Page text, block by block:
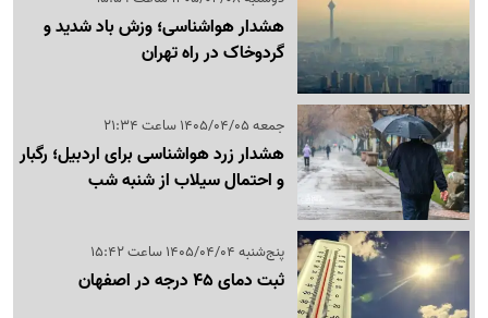
هشدار هواشناسی؛ وزش باد شدید و
گردوخاک در راه تهران
جمعه 1405/04/05 ساعت 21:34
هشدار زرد هواشناسی برای اردبیل؛ رگبار
و احتمال سیلاب از شنبه شب
پنج‌شنبه 1405/04/04 ساعت 15:42
ثبت دمای 45 درجه در اصفهان